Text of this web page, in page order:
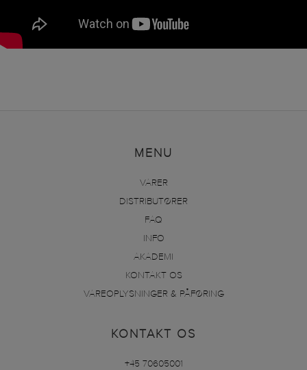
MENU
VARER
DISTRIBUTØRER
FAQ
INFO
AKADEMI
KONTAKT OS
VAREOPLYSNINGER & PÅFØRING
KONTAKT OS
+45 70605001